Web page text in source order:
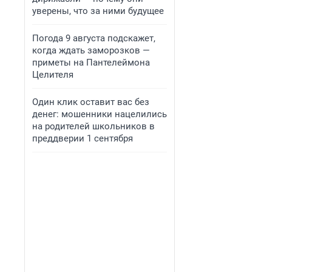
уверены, что за ними будущее
Погода 9 августа подскажет,
когда ждать заморозков —
приметы на Пантелеймона
Целителя
Один клик оставит вас без
денег: мошенники нацелились
на родителей школьников в
преддверии 1 сентября